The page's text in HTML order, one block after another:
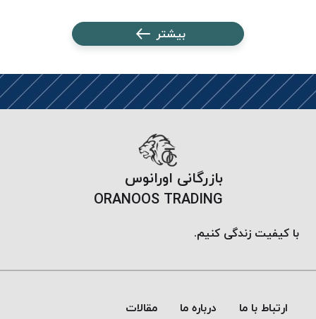
Aramid
&
Aramid
بیشتر
بازرگانی اورانوس
ORANOOS TRADING
با کیفیت زندگی کنیم.
ارتباط با ما درباره ما
مقالات